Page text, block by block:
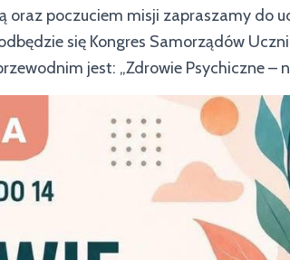
oraz poczuciem misji zapraszamy do
się Kongres Samorządów
jest: „Zdrowie Psychiczne –